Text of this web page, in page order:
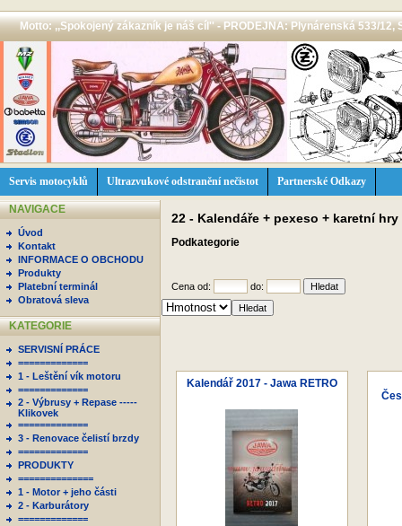
Motto: ,,Spokojený zákazník je náš cíl'' - PRODEJNA: Plynárenská 533/12,
Servis motocyklů Ultrazvukové odstranění nečistot Partnerské Odkazy
NAVIGACE
Úvod
Kontakt
INFORMACE O OBCHODU
Produkty
Platební terminál
Obratová sleva
KATEGORIE
SERVISNÍ PRÁCE
=============
1 - Leštění vík motoru
=============
2 - Výbrusy + Repase -----
Klikovek
=============
3 - Renovace čelistí brzdy
=============
PRODUKTY
==============
1 - Motor + jeho části
2 - Karburátory
=============
22 - Kalendáře + pexeso + karetní hry
Podkategorie
Cena od: do:
Kalendář 2017 - Jawa RETRO